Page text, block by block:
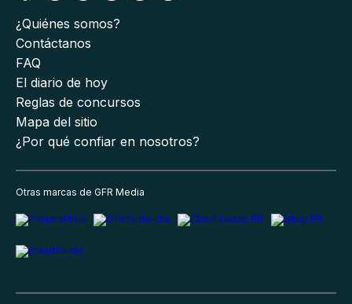
¿Quiénes somos?
Contáctanos
FAQ
El diario de hoy
Reglas de concursos
Mapa del sitio
¿Por qué confiar en nosotros?
Otras marcas de GFR Media